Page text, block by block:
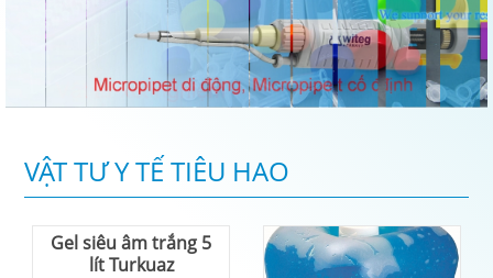
VẬT TƯ Y TẾ TIÊU HAO
Gel siêu âm trắng 5
lít Turkuaz